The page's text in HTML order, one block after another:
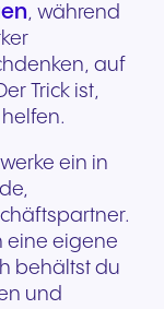
, während
auf
Trick ist,
ein in
eine eigene
behältst du
und